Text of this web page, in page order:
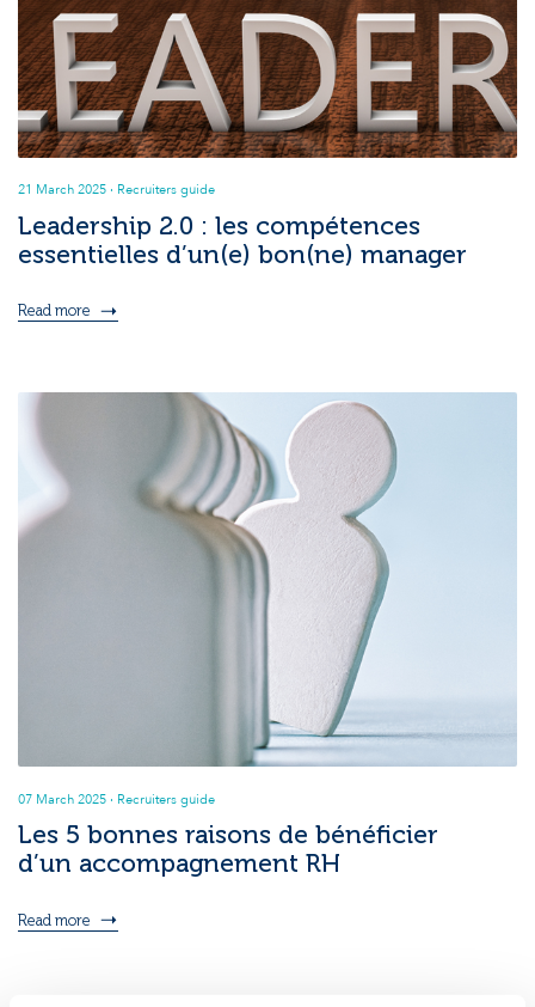
21 March 2025 · Recruiters guide
Leadership 2.0 : les compétences
essentielles d’un(e) bon(ne) manager
Read more
07 March 2025 · Recruiters guide
Les 5 bonnes raisons de bénéficier
d’un accompagnement RH
Read more